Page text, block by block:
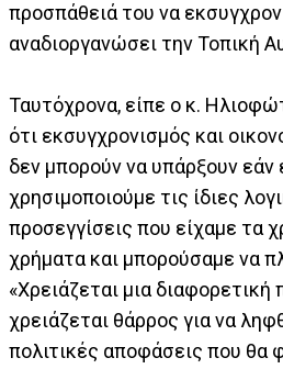
προσπάθειά του να
αναδιοργανώσει την Τοπική
Ταυτόχρονα, είπε ο κ.
ότι εκσυγχρονισμός και
δεν μπορούν να υπάρξουν
χρησιμοποιούμε τις ίδιες
προσεγγίσεις που είχαμε τα
χρήματα και μπορούσαμε να
«Χρειάζεται μια διαφορετική
χρειάζεται θάρρος για να
πολιτικές αποφάσεις που θα